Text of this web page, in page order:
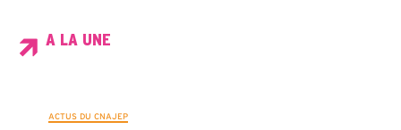
A LA UNE
ACTUS DU CNAJEP